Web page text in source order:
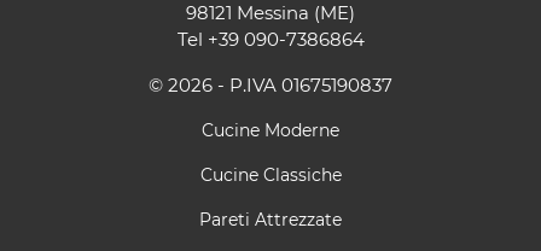
98121 Messina (ME)
Tel +39 090-7386864
© 2026 - P.IVA 01675190837
Cucine Moderne
Cucine Classiche
Pareti Attrezzate